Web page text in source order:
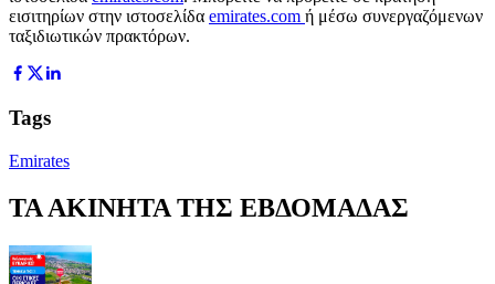
εισιτηρίων στην ιστοσελίδα emirates.com ή μέσω συνεργαζόμενων
ταξιδιωτικών πρακτόρων.
Tags
Emirates
ΤΑ ΑΚΙΝΗΤΑ ΤΗΣ ΕΒΔΟΜΑΔΑΣ